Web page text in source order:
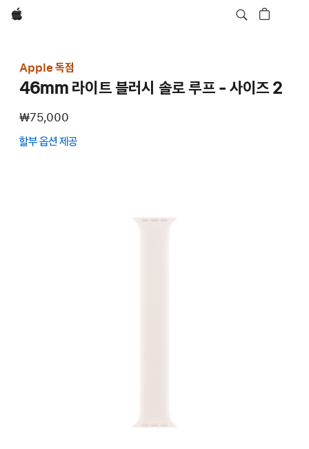
Apple
Apple 독점
46mm 라이트 블러시 솔로 루프 - 사이즈 2
₩75,000
할부 옵션 제공